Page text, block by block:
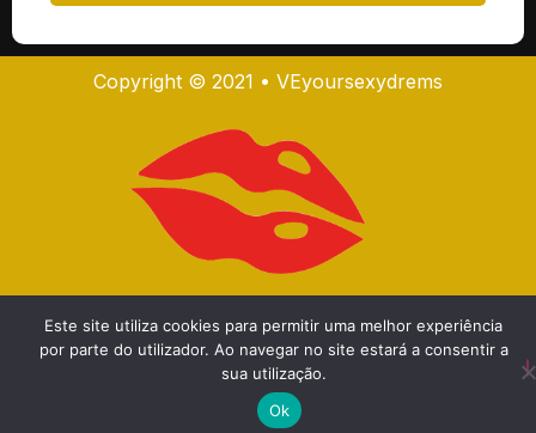
Copyright © 2021 • VEyoursexydrems
Este site utiliza cookies para permitir uma melhor experiência
por parte do utilizador. Ao navegar no site estará a consentir a
sua utilização.
Ok